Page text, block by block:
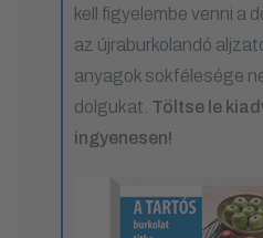
kell figyelembe venni a
az újraburkolandó
anyagok sokfélesége
dolgukat. Töltse le
ingyenesen!